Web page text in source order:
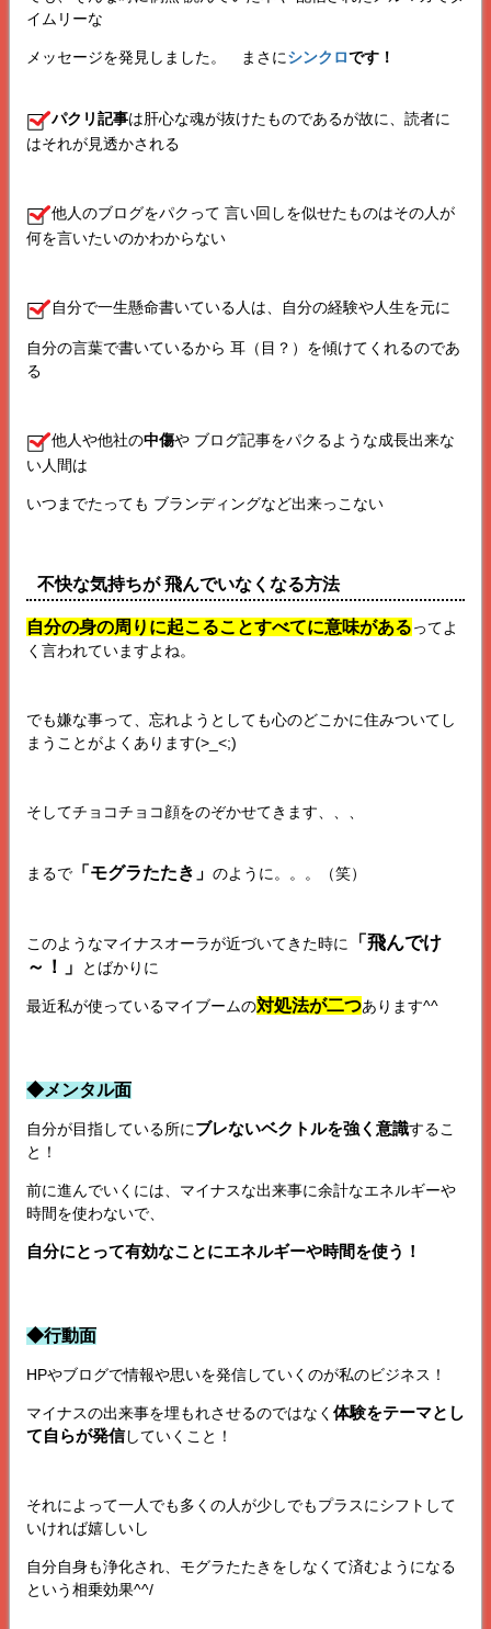
イムリーな
メッセージを発見しました。 まさにシンクロです！
パクリ記事は肝心な魂が抜けたものであるが故に、読者に
はそれが見透かされる
他人のブログをパクって 言い回しを似せたものはその人が
何を言いたいのかわからない
自分で一生懸命書いている人は、自分の経験や人生を元に
自分の言葉で書いているから 耳（目？）を傾けてくれるのであ
る
他人や他社の中傷や ブログ記事をパクるような成長出来な
い人間は
いつまでたっても ブランディングなど出来っこない
不快な気持ちが 飛んでいなくなる方法
自分の身の周りに起こることすべてに意味があるってよ
く言われていますよね。
でも嫌な事って、忘れようとしても心のどこかに住みついてし
まうことがよくあります(>_<;)
そしてチョコチョコ顔をのぞかせてきます、、、
まるで「モグラたたき」 のように。。。（笑）
このようなマイナスオーラが近づいてきた時に
「飛んでけ
～！」
とばかりに
最近私が使っているマイブームの対処法が二つあります^^
◆メンタル面
自分が目指している所にブレないベクトルを強く意識するこ
と！
前に進んでいくには、マイナスな出来事に余計なエネルギーや
時間を使わないで、
自分にとって有効なことにエネルギーや時間を使う！
◆行動面
HPやブログで情報や思いを発信していくのが私のビジネス！
マイナスの出来事を埋もれさせるのではなく 体験をテーマとし
て自らが発信していくこと！
それによって一人でも多くの人が少しでもプラスにシフトして
いければ嬉しいし
自分自身も浄化され、モグラたたきをしなくて済むようになる
という相乗効果^^/